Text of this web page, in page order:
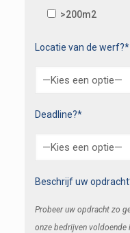
>200m2
Locatie van de werf?*
Deadline?*
Beschrijf uw
Probeer uw opdracht zo
onze bedrijven voldoende